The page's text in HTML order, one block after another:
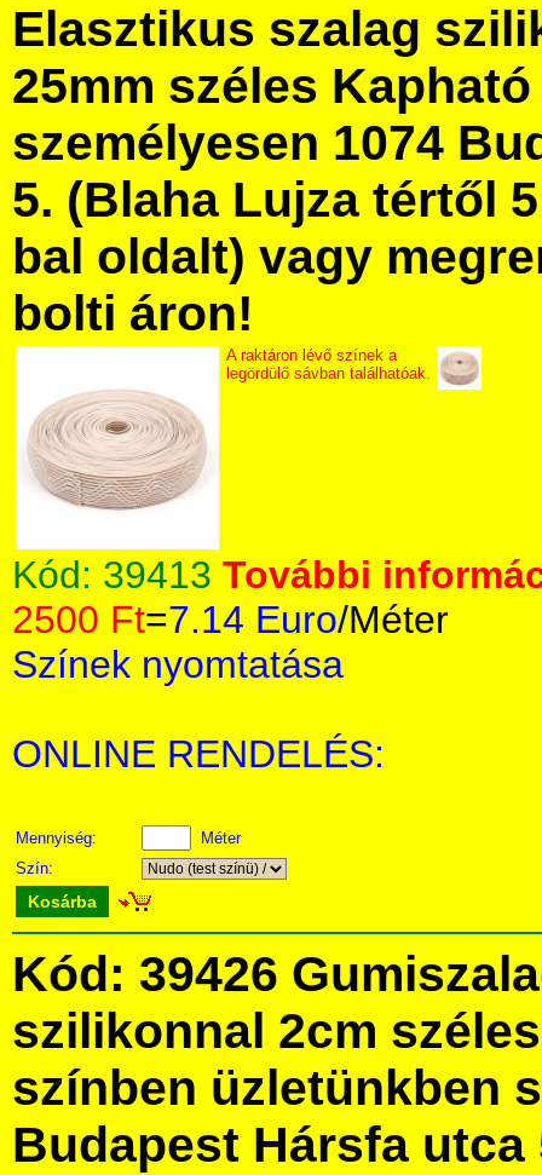
Elasztikus szalag
25mm széles
személyesen 1074
5. (Blaha Lujza tértől
bal oldalt) vagy
bolti áron!
A raktáron lévő színek a
legördülő sávban találhatóak.
Kód: 39413 További
2500 Ft=7.14 Euro/Méter
Színek nyomtatása
ONLINE RENDELÉS:
Mennyiség:
Méter
Szín:
Kosárba
Kód: 39426
szilikonnal 2cm
színben üzletünkben
Budapest Hársfa utca